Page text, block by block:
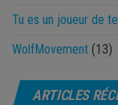
Tu es un joueur de
WolfMovement (13)
ARTICLES